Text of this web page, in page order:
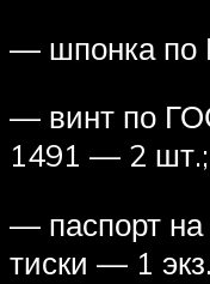
— шпонка по
— винт по
1491 — 2 шт.;
— паспорт на
тиски — 1 экз.